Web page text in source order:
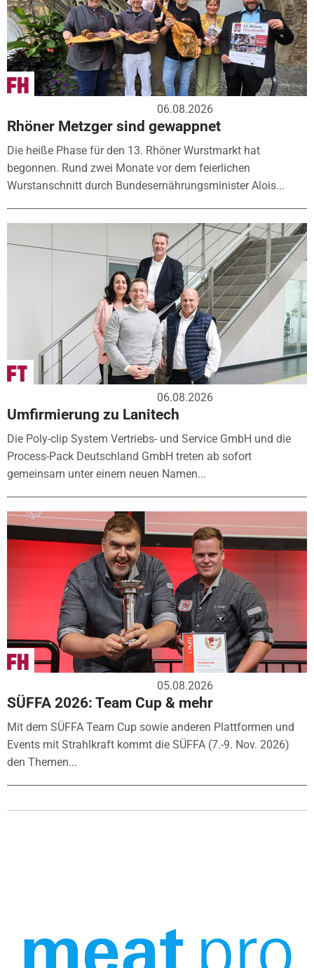
06.08.2026
Rhöner Metzger sind gewappnet
Die heiße Phase für den 13. Rhöner Wurstmarkt hat
begonnen. Rund zwei Monate vor dem feierlichen
Wurstanschnitt durch Bundesernährungsminister Alois...
06.08.2026
Umfirmierung zu Lanitech
Die Poly-clip System Vertriebs- und Service GmbH und die
Process-Pack Deutschland GmbH treten ab sofort
gemeinsam unter einem neuen Namen...
05.08.2026
SÜFFA 2026: Team Cup & mehr
Mit dem SÜFFA Team Cup sowie anderen Plattformen und
Events mit Strahlkraft kommt die SÜFFA (7.-9. Nov. 2026)
den Themen...